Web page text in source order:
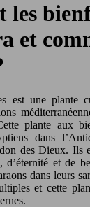
les
et
plante aux
dans
des Dieux. Ils
, d’éternité et de
dans leurs
et cette